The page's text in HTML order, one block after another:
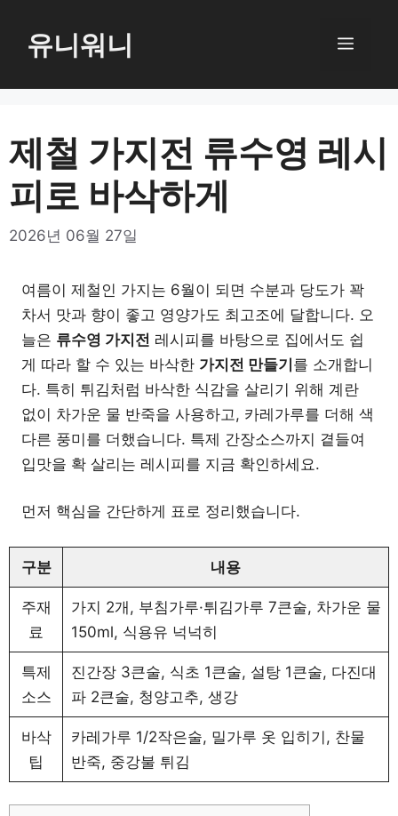
로
너
뛰
기
유니워니 메
제철 가지전 류수영 레시
피로 바삭하게
2026년 06월 27일
여름이 제철인 가지는 6월이 되면 수분과 당도가 꽉
차서 맛과 향이 좋고 영양가도 최고조에 달합니다. 오
늘은 류수영 가지전 레시피를 바탕으로 집에서도 쉽
게 따라 할 수 있는 바삭한 가지전 만들기를 소개합니
다. 특히 튀김처럼 바삭한 식감을 살리기 위해 계란
없이 차가운 물 반죽을 사용하고, 카레가루를 더해 색
다른 풍미를 더했습니다. 특제 간장소스까지 곁들여
입맛을 확 살리는 레시피를 지금 확인하세요.
먼저 핵심을 간단하게 표로 정리했습니다.
구분 내용
주재
료
가지 2개, 부침가루·튀김가루 7큰술, 차가운 물
150ml, 식용유 넉넉히
특제
소스
진간장 3큰술, 식초 1큰술, 설탕 1큰술, 다진대
파 2큰술, 청양고추, 생강
바삭
팁
카레가루 1/2작은술, 밀가루 옷 입히기, 찬물
반죽, 중강불 튀김